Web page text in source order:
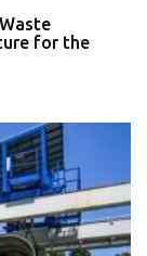
for the